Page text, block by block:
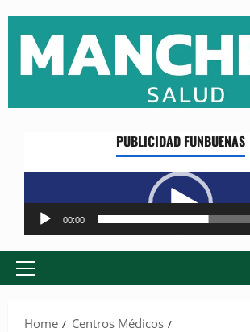
content
PUBLICIDAD FUNBUENAS
Reproductor
de
vídeo
00:00
Primary
Home
Centros Médicos